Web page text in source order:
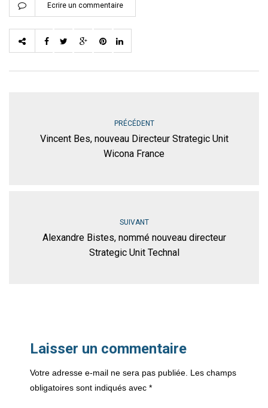
Ecrire un commentaire
PRÉCÉDENT
Vincent Bes, nouveau Directeur Strategic Unit
Wicona France
SUIVANT
Alexandre Bistes, nommé nouveau directeur
Strategic Unit Technal
Laisser un commentaire
Votre adresse e-mail ne sera pas publiée. Les champs
obligatoires sont indiqués avec *